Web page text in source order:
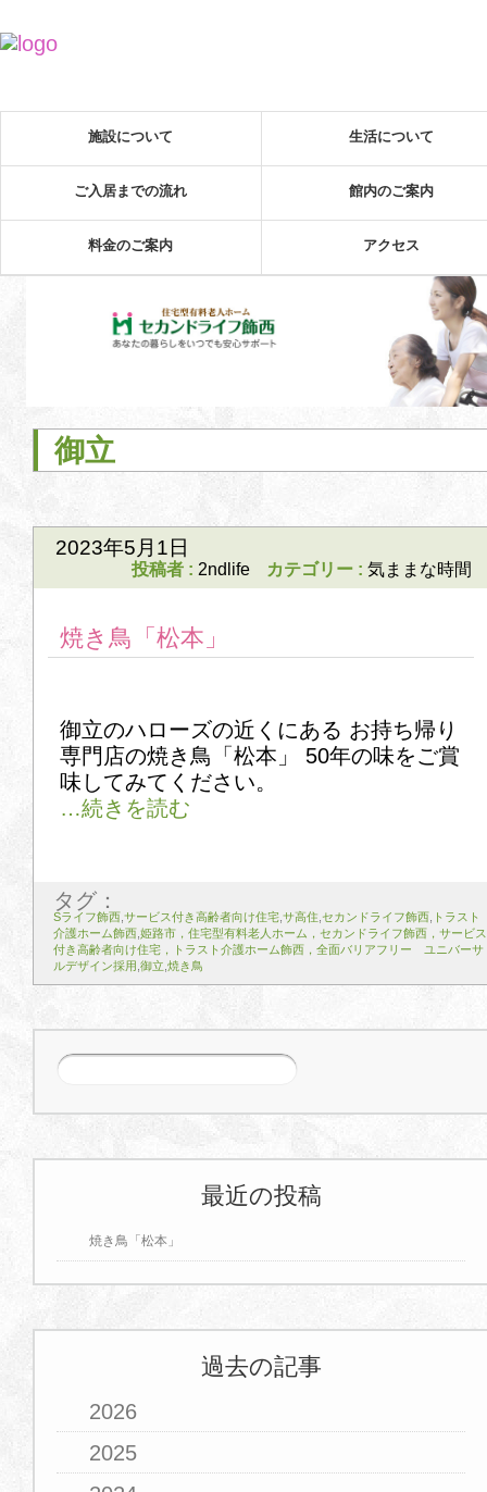
施設について 生活について
ご入居までの流れ 館内のご案内
料金のご案内 アクセス
御立
2023年5月1日
投稿者 : 2ndlife カテゴリー : 気ままな時間
焼き鳥「松本」
御立のハローズの近くにある お持ち帰り
専門店の焼き鳥「松本」 50年の味をご賞
味してみてください。
タグ：
Sライフ飾西 サービス付き高齢者向け住宅 サ高住 セカンドライフ飾西 トラスト
介護ホーム飾西 姫路市，住宅型有料老人ホーム，セカンドライフ飾西，サービス
付き高齢者向け住宅，トラスト介護ホーム飾西，全面バリアフリー ユニバーサ
ルデザイン採用 御立 焼き鳥
最近の投稿
焼き鳥「松本」
過去の記事
2026
2025